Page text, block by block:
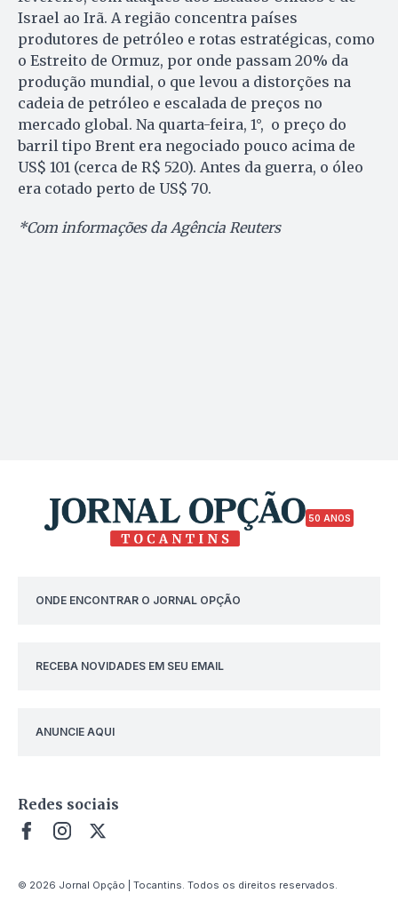
Israel ao Irã. A região concentra países
produtores de petróleo e rotas estratégicas, como
o Estreito de Ormuz, por onde passam 20% da
produção mundial, o que levou a distorções na
cadeia de petróleo e escalada de preços no
mercado global. Na quarta-feira, 1°, o preço do
barril tipo Brent era negociado pouco acima de
US$ 101 (cerca de R$ 520). Antes da guerra, o óleo
era cotado perto de US$ 70.
*Com informações da Agência Reuters
50 ANOS
ONDE ENCONTRAR O JORNAL OPÇÃO
RECEBA NOVIDADES EM SEU EMAIL
ANUNCIE AQUI
Redes sociais
© 2026 Jornal Opção | Tocantins. Todos os direitos reservados.